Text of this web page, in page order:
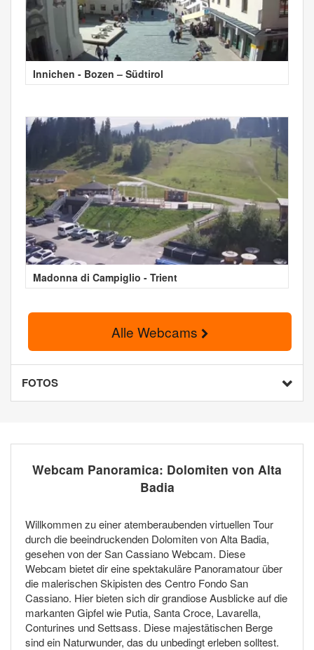
Innichen - Bozen – Südtirol
Madonna di Campiglio - Trient
Alle Webcams
FOTOS
Webcam Panoramica: Dolomiten von Alta
Badia
Willkommen zu einer atemberaubenden virtuellen Tour
durch die beeindruckenden Dolomiten von Alta Badia,
gesehen von der San Cassiano Webcam. Diese
Webcam bietet dir eine spektakuläre Panoramatour über
die malerischen Skipisten des Centro Fondo San
Cassiano. Hier bieten sich dir grandiose Ausblicke auf die
markanten Gipfel wie Putia, Santa Croce, Lavarella,
Conturines und Settsass. Diese majestätischen Berge
sind ein Naturwunder, das du unbedingt erleben solltest.